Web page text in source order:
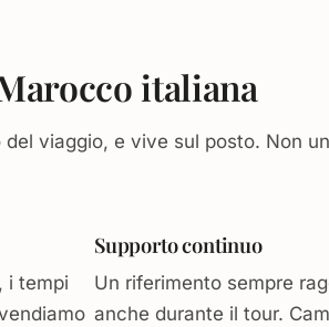
italiana
viaggio, e vive sul posto. Non
i tempi
Supporto continuo
Un riferimento sempre
anche durante il tour.